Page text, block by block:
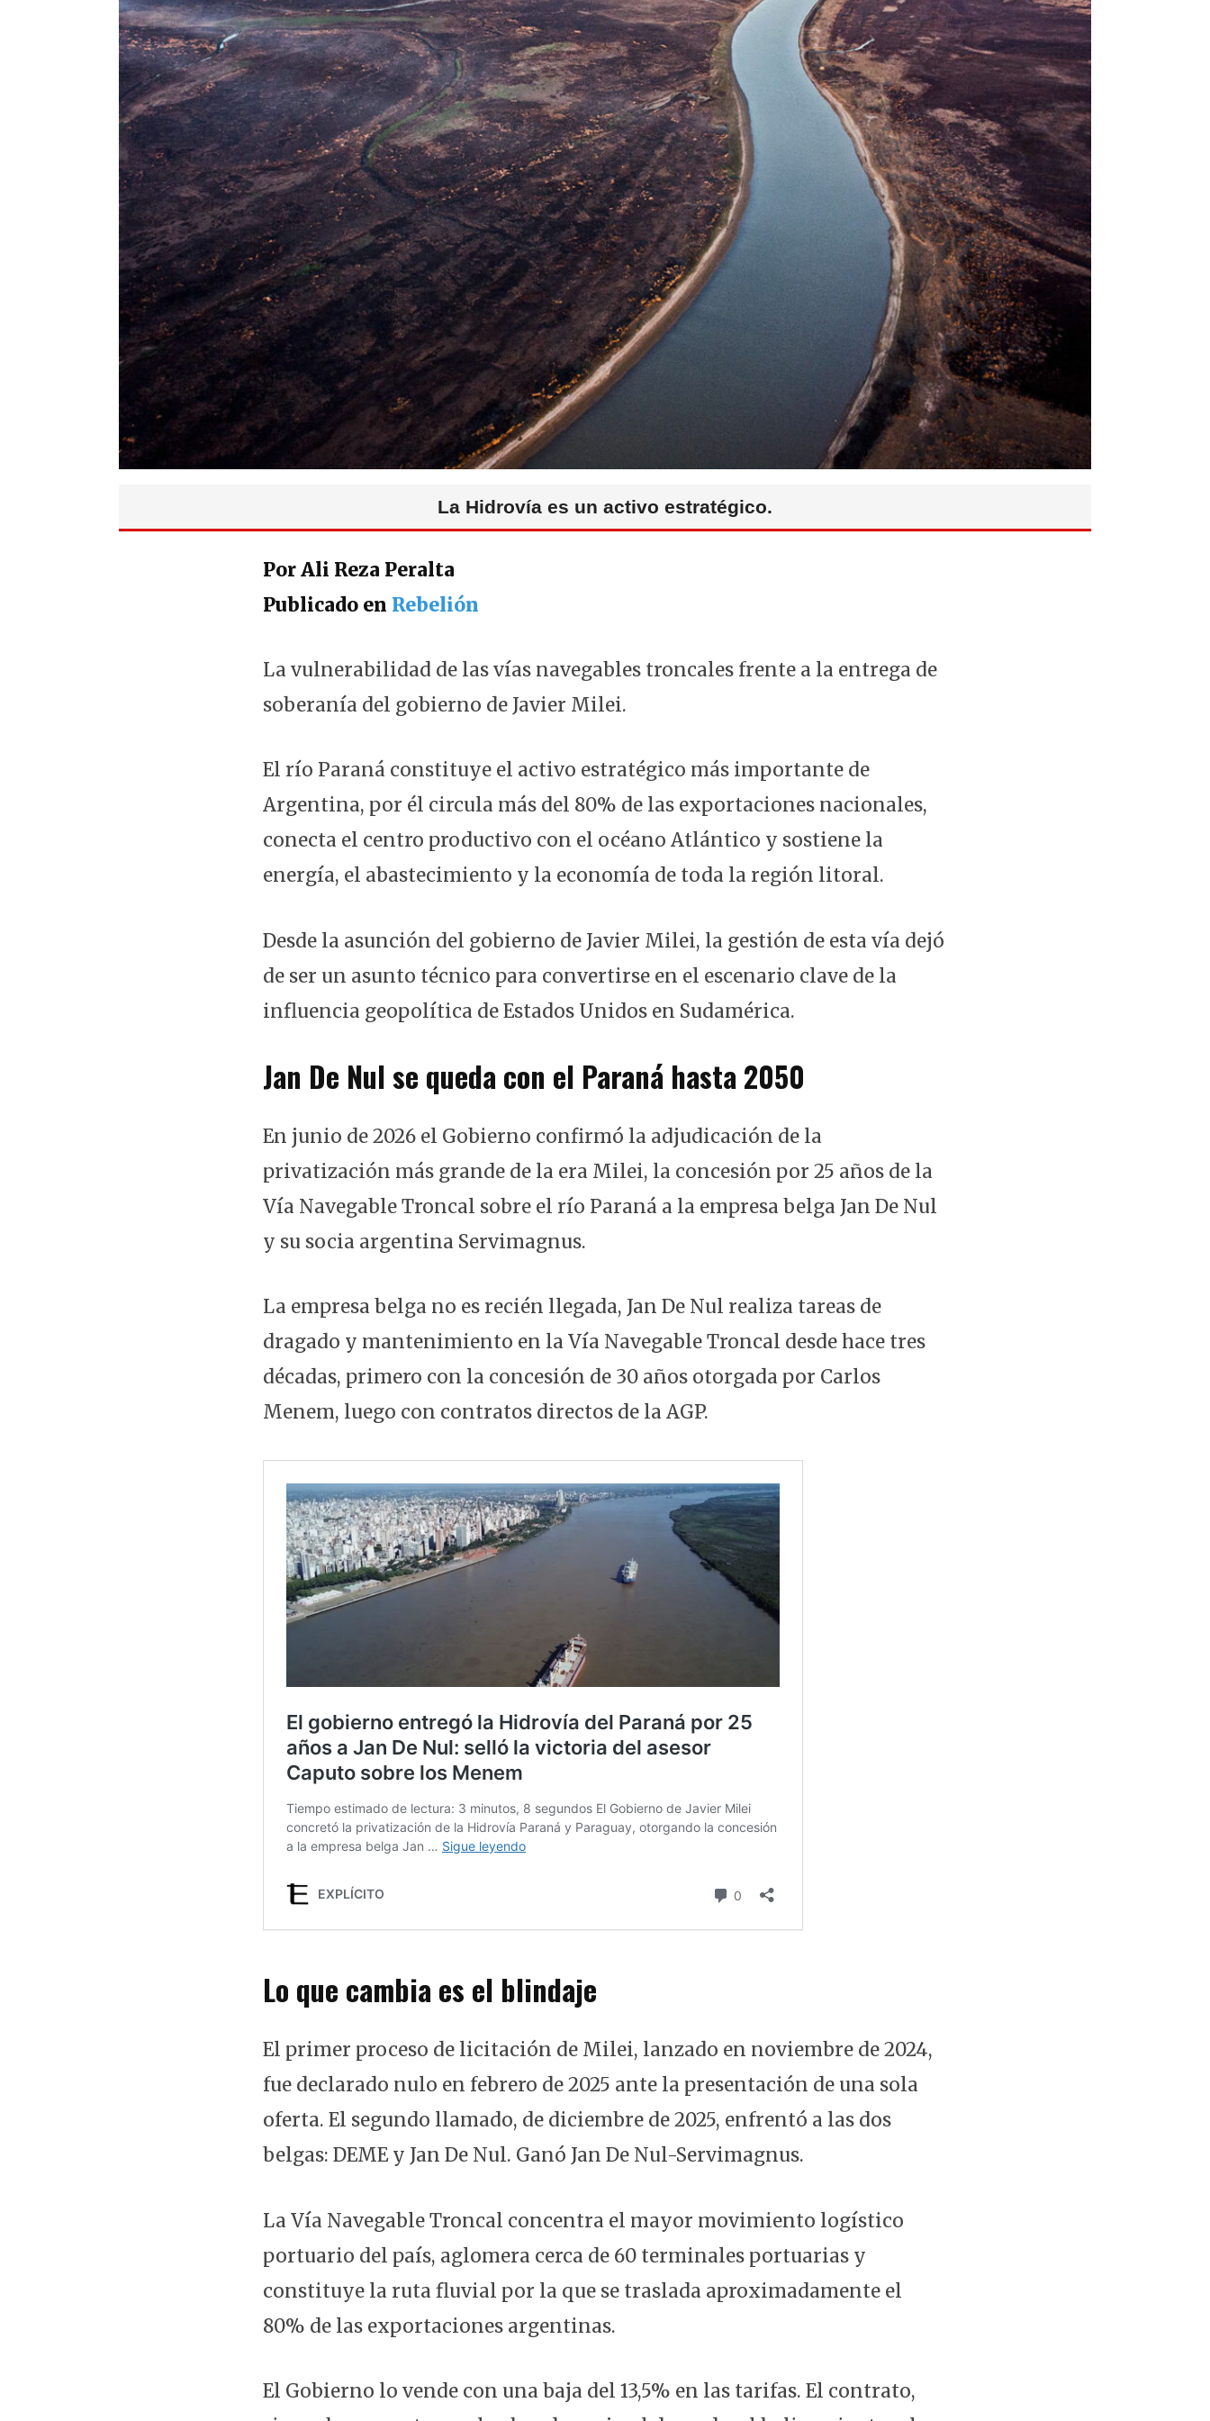
La Hidrovía es un activo estratégico.
PorAli Reza Peralta
Publicado en Rebelión
La vulnerabilidad de las vías navegables troncales frente a la entrega de
soberanía del gobierno de Javier Milei.
El río Paraná constituye el activo estratégico más importante de
Argentina, por él circula más del 80% de las exportaciones nacionales,
conecta el centro productivo con el océano Atlántico y sostiene la
energía, el abastecimiento y la economía de toda la región litoral.
Desde la asunción del gobierno de Javier Milei, la gestión de esta vía dejó
de ser un asunto técnico para convertirse en el escenario clave de la
influencia geopolítica de Estados Unidos en Sudamérica.
Jan De Nul se queda con el Paraná hasta 2050
En junio de 2026 el Gobierno confirmó la adjudicación de la
privatización más grande de la era Milei, la concesión por 25 años de la
Vía Navegable Troncal sobre el río Paraná a la empresa belga Jan De Nul
y su socia argentina Servimagnus.
La empresa belga no es recién llegada, Jan De Nul realiza tareas de
dragado y mantenimiento en la Vía Navegable Troncal desde hace tres
décadas, primero con la concesión de 30 años otorgada por Carlos
Menem, luego con contratos directos de la AGP.
Lo que cambia es el blindaje
El primer proceso de licitación de Milei, lanzado en noviembre de 2024,
fue declarado nulo en febrero de 2025 ante la presentación de una sola
oferta. El segundo llamado, de diciembre de 2025, enfrentó a las dos
belgas: DEME y Jan De Nul. Ganó Jan De Nul-Servimagnus.
La Vía Navegable Troncal concentra el mayor movimiento logístico
portuario del país, aglomera cerca de 60 terminales portuarias y
constituye la ruta fluvial por la que se traslada aproximadamente el
80% de las exportaciones argentinas.
El Gobierno lo vende con una baja del 13,5% en las tarifas. El contrato,